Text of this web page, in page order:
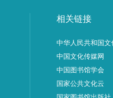
相关链接
中华人民共和国文
中国文化传媒网
中国图书馆学会
国家公共文化云